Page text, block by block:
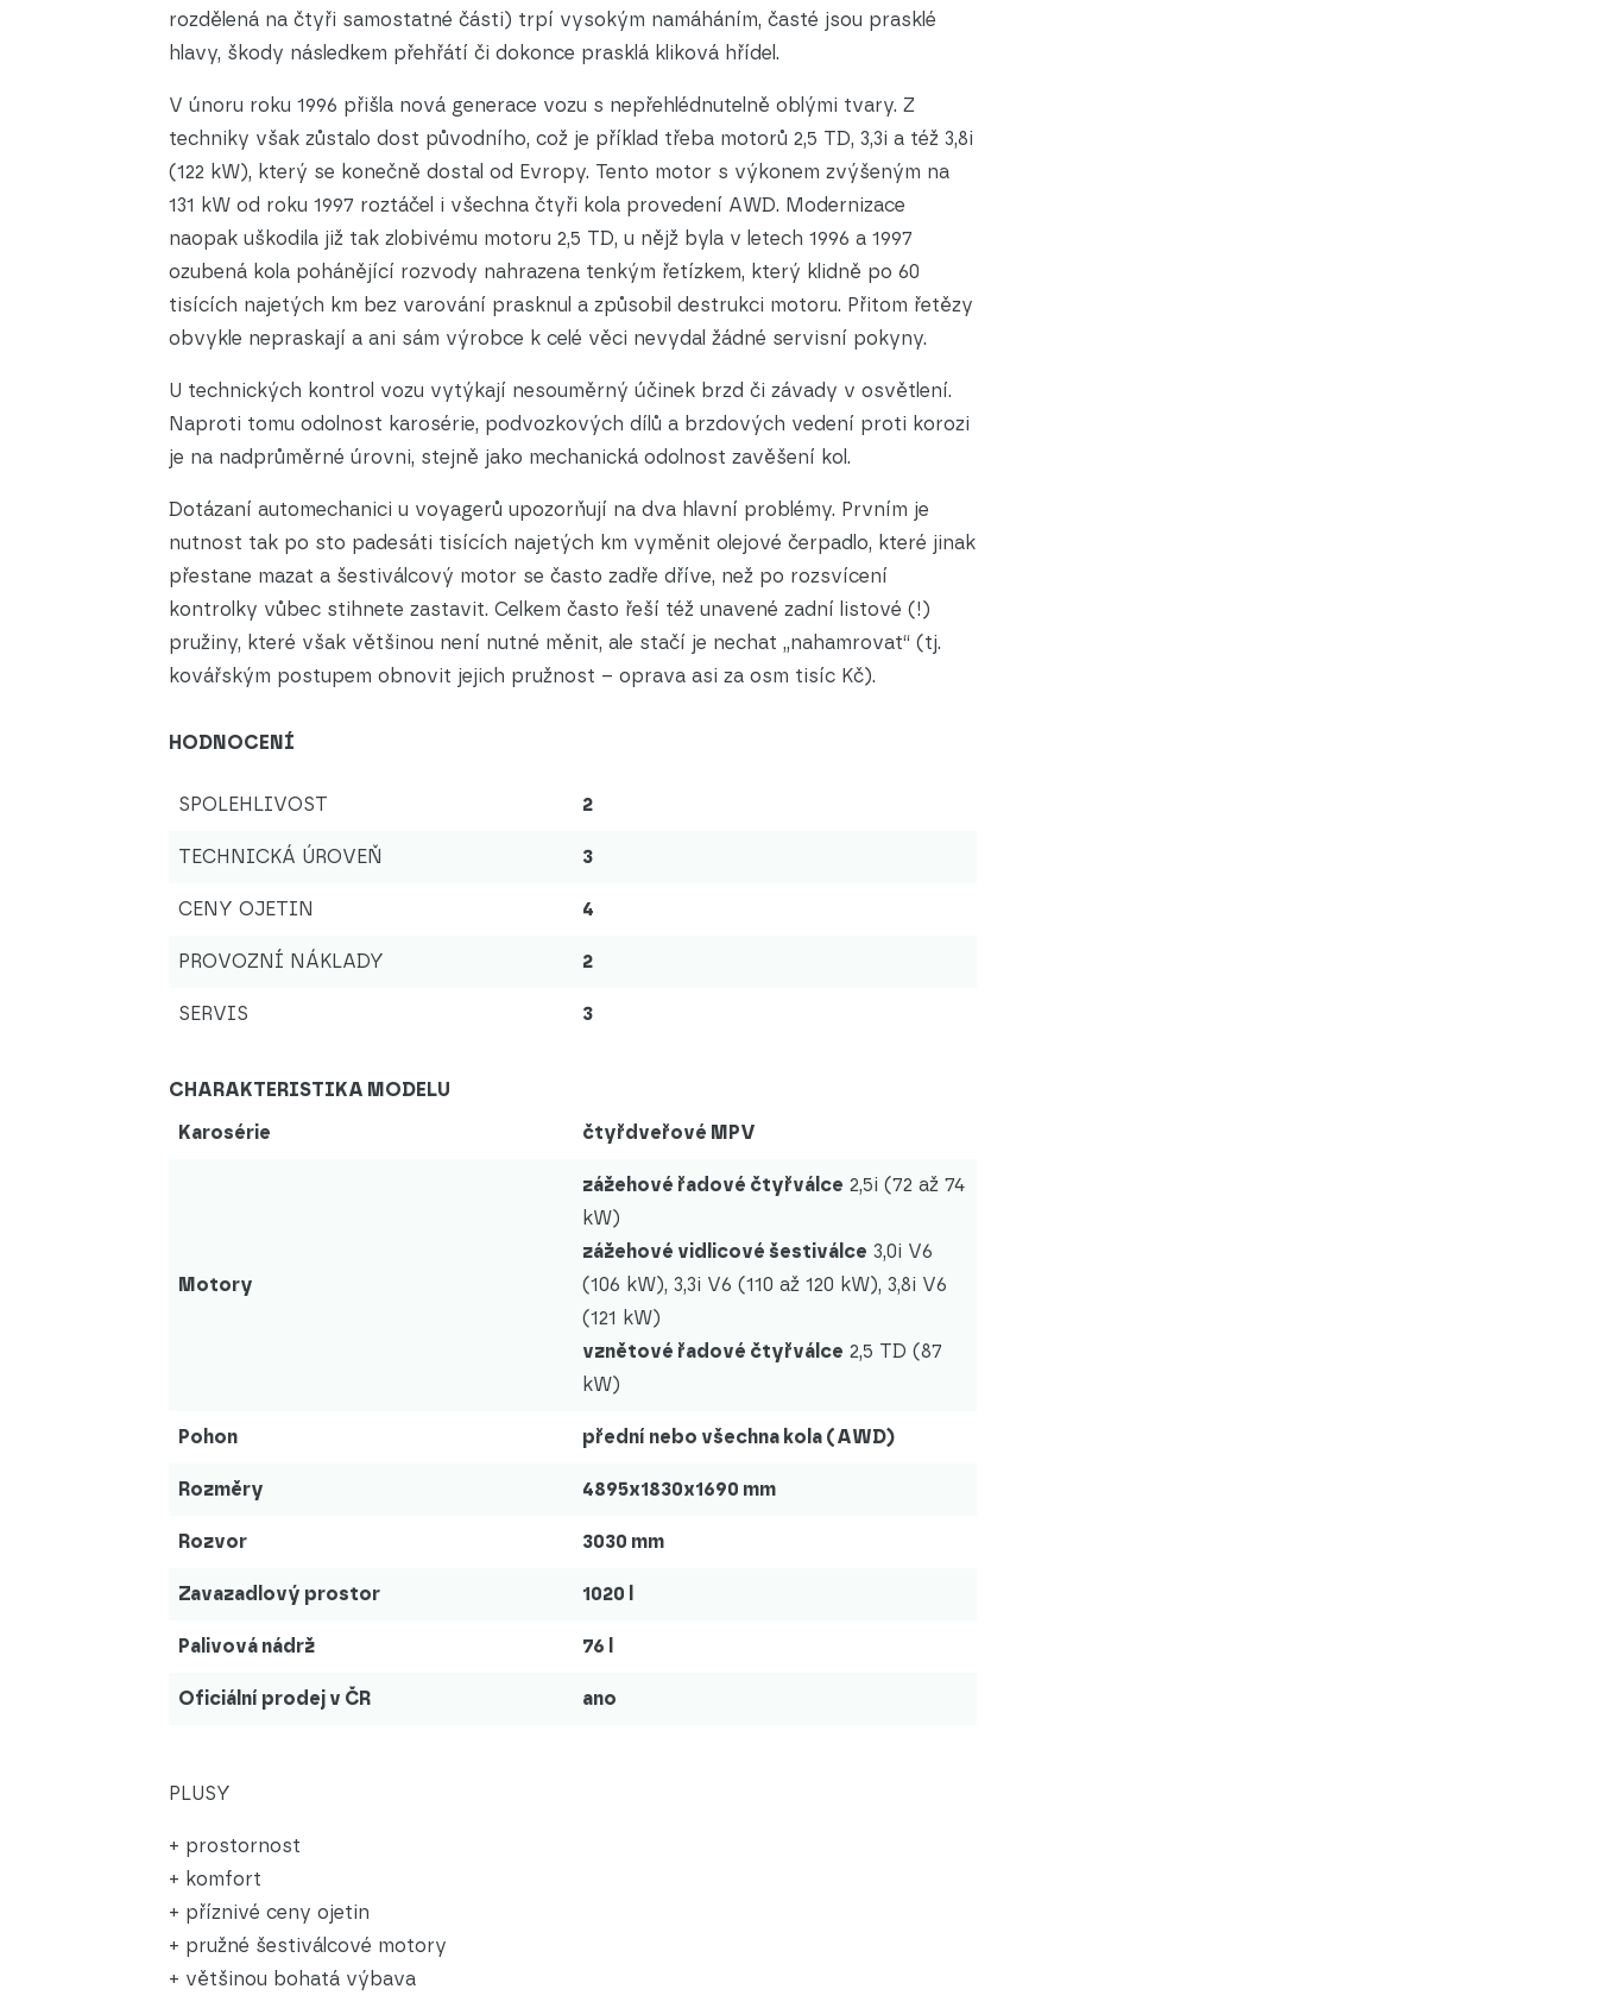
rozdělená na čtyři samostatné části) trpí vysokým namáháním, časté jsou prasklé
hlavy, škody následkem přehřátí či dokonce prasklá kliková hřídel.
V únoru roku 1996 přišla nová generace vozu s nepřehlédnutelně oblými tvary. Z
techniky však zůstalo dost původního, což je příklad třeba motorů 2,5 TD, 3,3i a též 3,8i
(122 kW), který se konečně dostal od Evropy. Tento motor s výkonem zvýšeným na
131 kW od roku 1997 roztáčel i všechna čtyři kola provedení AWD. Modernizace
naopak uškodila již tak zlobivému motoru 2,5 TD, u nějž byla v letech 1996 a 1997
ozubená kola pohánějící rozvody nahrazena tenkým řetízkem, který klidně po 60
tisících najetých km bez varování prasknul a způsobil destrukci motoru. Přitom řetězy
obvykle nepraskají a ani sám výrobce k celé věci nevydal žádné servisní pokyny.
U technických kontrol vozu vytýkají nesouměrný účinek brzd či závady v osvětlení.
Naproti tomu odolnost karosérie, podvozkových dílů a brzdových vedení proti korozi
je na nadprůměrné úrovni, stejně jako mechanická odolnost zavěšení kol.
Dotázaní automechanici u voyagerů upozorňují na dva hlavní problémy. Prvním je
nutnost tak po sto padesáti tisících najetých km vyměnit olejové čerpadlo, které jinak
přestane mazat a šestiválcový motor se často zadře dříve, než po rozsvícení
kontrolky vůbec stihnete zastavit. Celkem často řeší též unavené zadní listové (!)
pružiny, které však většinou není nutné měnit, ale stačí je nechat „nahamrovat“ (tj.
kovářským postupem obnovit jejich pružnost – oprava asi za osm tisíc Kč).
HODNOCENÍ
SPOLEHLIVOST 2
TECHNICKÁ ÚROVEŇ 3
CENY OJETIN 4
PROVOZNÍ NÁKLADY 2
SERVIS 3
CHARAKTERISTIKA MODELU
Karosérie
čtyřdveřové MPV
Motory
zážehové řadové čtyřválce 2,5i (72 až 74
kW)
zážehové vidlicové šestiválce 3,0i V6
(106 kW), 3,3i V6 (110 až 120 kW), 3,8i V6
(121 kW)
vznětové řadové čtyřválce 2,5 TD (87
kW)
Pohon přední nebo všechna kola (AWD)
Rozměry 4895x1830x1690 mm
Rozvor 3030 mm
Zavazadlový prostor 1020 l
Palivová nádrž 76 l
Oficiální prodej v ČR ano
PLUSY
+ prostornost
+ komfort
+ příznivé ceny ojetin
+ pružné šestiválcové motory
+ většinou bohatá výbava